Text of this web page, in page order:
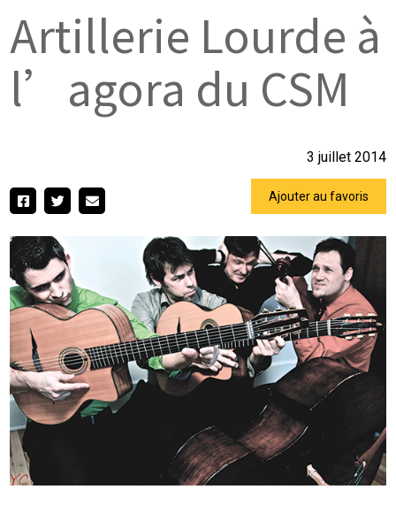
Artillerie Lourde à
l’agora du CSM
3 juillet 2014
Ajouter au favoris